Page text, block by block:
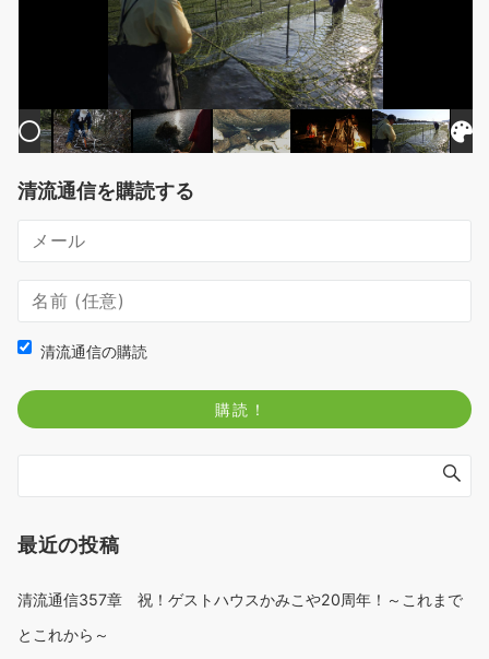
清流通信を購読する
清流通信の購読
最近の投稿
清流通信357章 祝！ゲストハウスかみこや20周年！～これまで
とこれから～